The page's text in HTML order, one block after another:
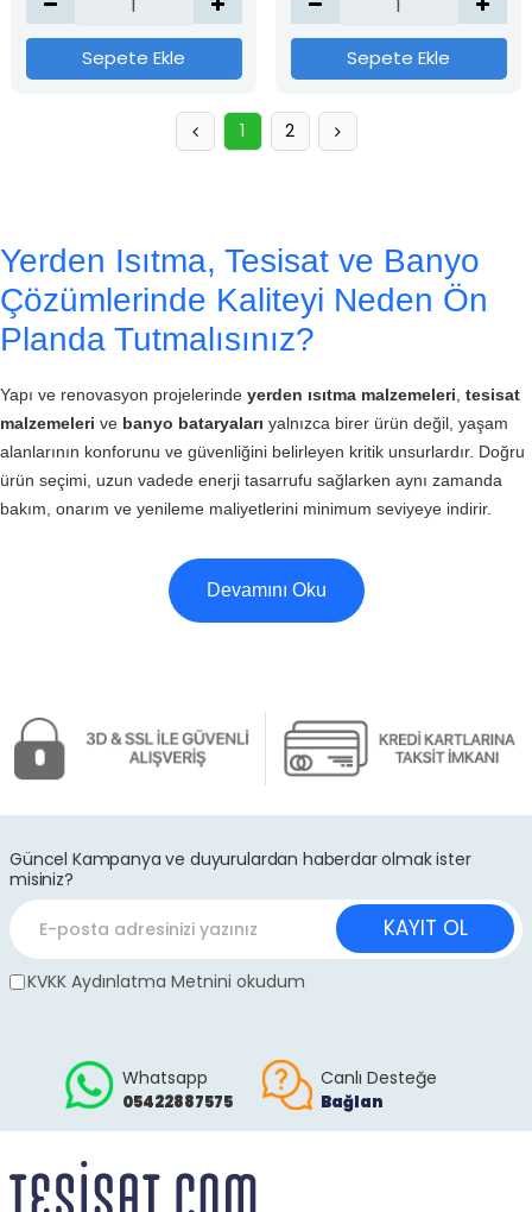
Sepete Ekle Sepete Ekle
1 2
Yerden Isıtma, Tesisat ve Banyo
Çözümlerinde Kaliteyi Neden Ön
Planda Tutmalısınız?
Yapı ve renovasyon projelerinde yerden ısıtma malzemeleri tesisat
malzemeleri ve banyo bataryaları yalnızca birer ürün değil, yaşam
alanlarının konforunu ve güvenliğini belirleyen kritik unsurlardır. Doğru
ürün seçimi, uzun vadede enerji tasarrufu sağlarken aynı zamanda
bakım, onarım ve yenileme maliyetlerini minimum seviyeye indirir.
Devamını Oku
Güncel Kampanya ve duyurulardan haberdar olmak ister
misiniz?
KAYIT OL
KVKK Aydınlatma Metnini okudum
Whatsapp
05422887575
Canlı Desteğe
Bağlan